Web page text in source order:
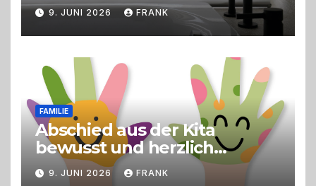
9. JUNI 2026 FRANK
FAMILIE
Abschied aus der Kita
bewusst und herzlich
gestalten
9. JUNI 2026 FRANK